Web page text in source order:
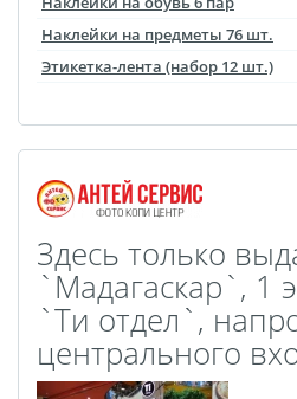
Оживающая подушка
Оживающая детская
Оживающий
фотоколлаж
Оживающий
бессмертный полк
Оживающие грамоты
Оживающий пазл
Оживающий фотокубик
Оживающая тарелка
Наклейки на предметы 76 шт.
Этикетка-лента (набор 12 шт.)
Здесь только
`Мадагаскар`, 1
`Tи отдел`,
центрального